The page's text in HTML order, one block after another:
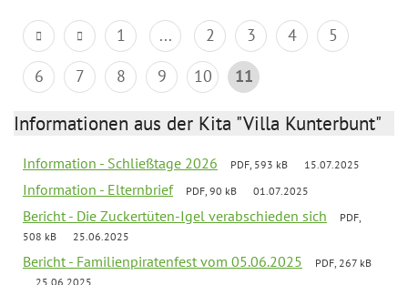
1 ... 2 3 4
5
6
7 8 9 10 11
Informationen aus der Kita "Villa Kunterbunt"
Information - Schließtage 2026 PDF, 593 kB 15.07.2025
Information - Elternbrief PDF, 90 kB 01.07.2025
Bericht - Die Zuckertüten-Igel verabschieden sich
PDF,
508 kB
25.06.2025
Bericht - Familienpiratenfest vom 05.06.2025
PDF, 267 kB
25.06.2025